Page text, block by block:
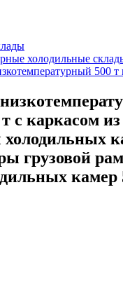
холодильные
500 т
т с каркасом
грузовой
камер